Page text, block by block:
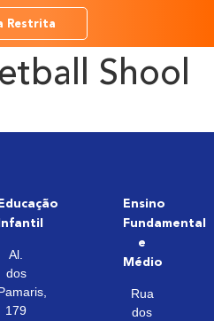
Restrita
Shool
Educação
Infantil
Al.
dos
179
Ensino
Fundamental
e
Médio
Rua
dos